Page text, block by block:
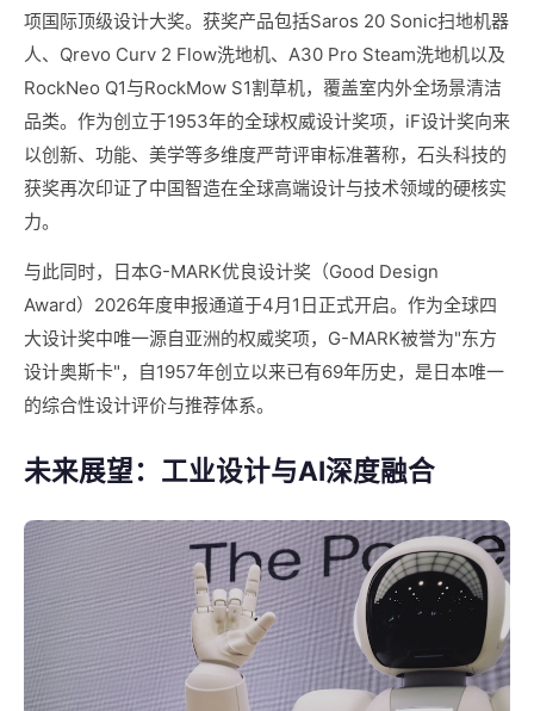
项国际顶级设计大奖。获奖产品包括Saros 20 Sonic扫地机器
人、Qrevo Curv 2 Flow洗地机、A30 Pro Steam洗地机以及
RockNeo Q1与RockMow S1割草机，覆盖室内外全场景清洁
品类。作为创立于1953年的全球权威设计奖项，iF设计奖向来
以创新、功能、美学等多维度严苛评审标准著称，石头科技的
获奖再次印证了中国智造在全球高端设计与技术领域的硬核实
力。
与此同时，日本G-MARK优良设计奖（Good Design
Award）2026年度申报通道于4月1日正式开启。作为全球四
大设计奖中唯一源自亚洲的权威奖项，G-MARK被誉为"东方
设计奥斯卡"，自1957年创立以来已有69年历史，是日本唯一
的综合性设计评价与推荐体系。
未来展望：工业设计与AI深度融合